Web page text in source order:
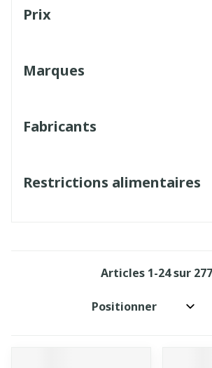
Prix
Marques
Fabricants
Restrictions alimentaires
Articles 1-24sur 277
Trier par: